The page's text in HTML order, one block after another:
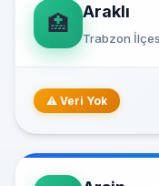
🏥 Araklı
Trabzon
⚠ Veri Yok